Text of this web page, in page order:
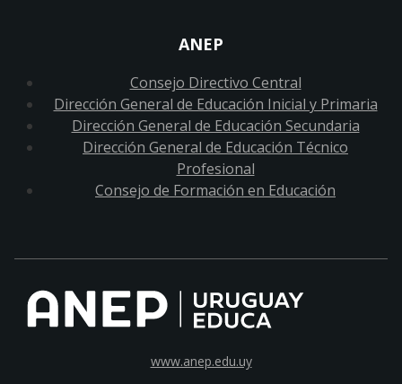
ANEP
Consejo Directivo Central
Dirección General de Educación Inicial y Primaria
Dirección General de Educación Secundaria
Dirección General de Educación Técnico
Profesional
Consejo de Formación en Educación
www.anep.edu.uy